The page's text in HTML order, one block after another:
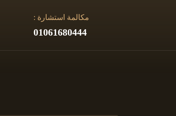
مكالمة استشارة :
01061680444